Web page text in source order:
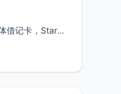
全球多币种账户 + 海外实体借记卡，Starryblu开户教程与注意事项